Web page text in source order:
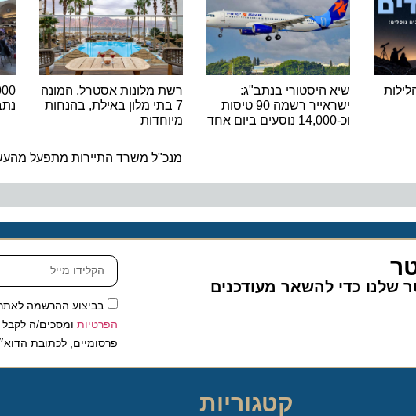
שיא היסטורי בנתב"ג:
ישראייר רשמה 90 טיסות
רשת מלונות אסטרל, המונה
7 בתי מלון באילת, בהנחות
מיוחדות
מנכ"ל משרד התיירות מתפעל
כדי להשאר מעודכנים
בביצוע ההרשמה לאתר,
הפרטיותומסכים/ה לקבל
פרסומיים, לכתובת הדוא״ל
קטגוריות